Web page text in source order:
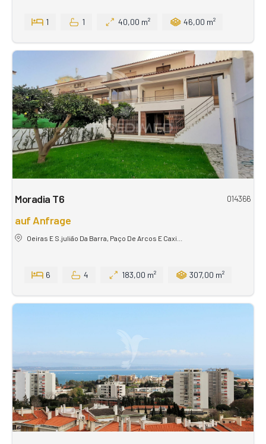
1 1 40,00 m² 46,00 m²
Moradia T6 014366
auf Anfrage
Oeiras E S.julião Da Barra, Paço De Arcos E Caxi...
6 4 183,00 m² 307,00 m²